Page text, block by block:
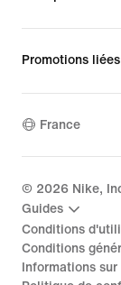
Promotions
France
© 2026 Nike,
Guides
Conditions
Conditions
Informations